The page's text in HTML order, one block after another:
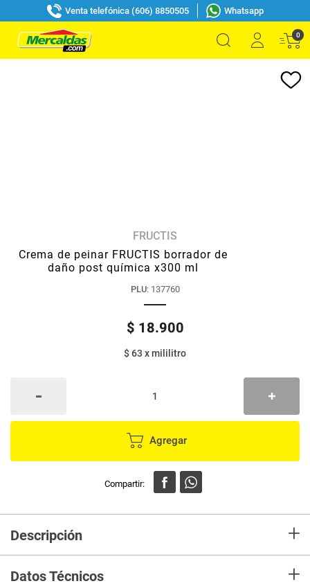
Venta telefónica (606) 8850505 Whatsapp
0
FRUCTIS
Crema de peinar FRUCTIS borrador de
daño post química x300 ml
PLU: 137760
$ 18.900
$ 63 xmililitro
Agregar
Descripción +
combinación de Óleo de Grosella que hidrata intensamente y Péptidos
Reconstructores que reparan la fibra capilar. Esta línea combate 2 años de
Datos Técnicos +